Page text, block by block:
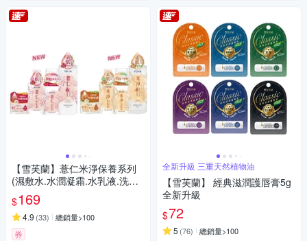
【雪芙蘭】薏仁米淨保養系列
(濕敷水.水潤凝霜.水乳液.洗顏
慕絲)
$169
4.9 (33) 總銷量>100
券
全新升級 三重天然植物油
【雪芙蘭】 經典滋潤護唇膏5g
全新升級
$72
5 (76) 總銷量>100